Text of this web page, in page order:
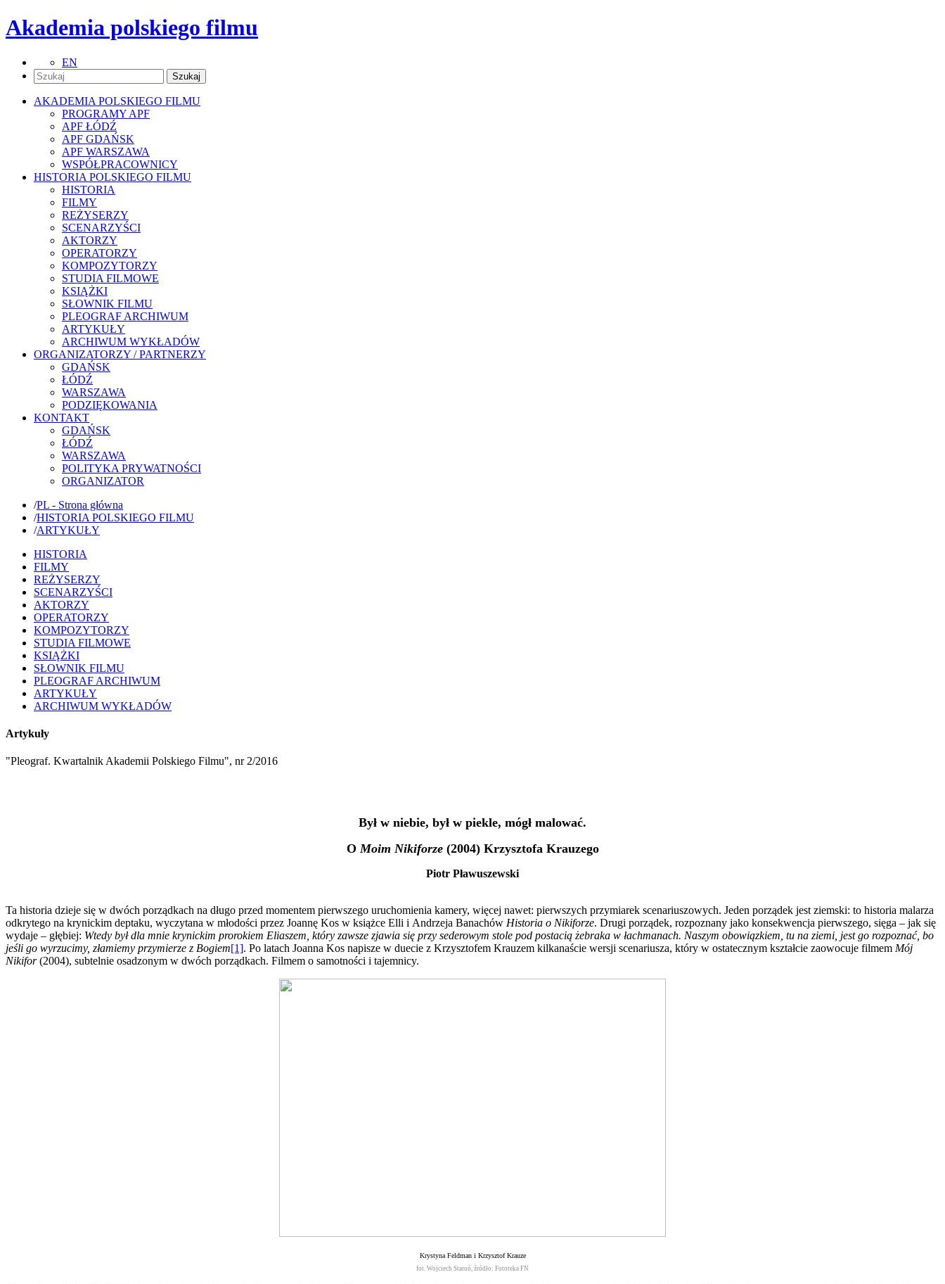
Akademia polskiego filmu
EN
AKADEMIA POLSKIEGO FILMU
PROGRAMY APF
APF ŁÓDŹ
APF GDAŃSK
APF WARSZAWA
WSPÓŁPRACOWNICY
HISTORIA POLSKIEGO FILMU
HISTORIA
FILMY
REŻYSERZY
SCENARZYŚCI
AKTORZY
OPERATORZY
KOMPOZYTORZY
STUDIA FILMOWE
KSIĄŻKI
SŁOWNIK FILMU
PLEOGRAF ARCHIWUM
ARTYKUŁY
ARCHIWUM WYKŁADÓW
ORGANIZATORZY / PARTNERZY
GDAŃSK
ŁÓDŹ
WARSZAWA
PODZIĘKOWANIA
KONTAKT
GDAŃSK
ŁÓDŹ
WARSZAWA
POLITYKA PRYWATNOŚCI
ORGANIZATOR
/PL - Strona główna
/HISTORIA POLSKIEGO FILMU
/ARTYKUŁY
HISTORIA
FILMY
REŻYSERZY
SCENARZYŚCI
AKTORZY
OPERATORZY
KOMPOZYTORZY
STUDIA FILMOWE
KSIĄŻKI
SŁOWNIK FILMU
PLEOGRAF ARCHIWUM
ARTYKUŁY
ARCHIWUM WYKŁADÓW
Artykuły
"Pleograf. Kwartalnik Akademii Polskiego Filmu", nr 2/2016
Był w niebie, był w piekle, mógł malować.
OMoim Nikiforze (2004) Krzysztofa Krauzego
Piotr Pławuszewski
Ta historia dzieje się w dwóch porządkach na długo przed momentem pierwszego uruchomienia kamery, więcej nawet: pierwszych przymiarek scenariuszowych. Jeden porządek jest ziemski: to historia malarza
odkrytego na krynickim deptaku, wyczytana w młodości przez Joannę Kos w książce Elli i Andrzeja Banachów Historia o Nikiforze. Drugi porządek, rozpoznany jako konsekwencja pierwszego, sięga – jak się
wydaje – głębiej: Wtedy był dla mnie krynickim prorokiem Eliaszem, który zawsze zjawia się przy sederowym stole pod postacią żebraka w łachmanach. Naszym obowiązkiem, tu na ziemi, jest go rozpoznać, bo
jeśli go wyrzucimy, złamiemy przymierze z Bogiem[1]. Po latach Joanna Kos napisze w duecie z Krzysztofem Krauzem kilkanaście wersji scenariusza, który w ostatecznym kształcie zaowocuje filmem Mój
Nikifor(2004), subtelnie osadzonym w dwóch porządkach. Filmem o samotności i tajemnicy.
Krystyna Feldman i Krzysztof Krauze
fot. Wojciech Staroń, źródło: Fototeka FN